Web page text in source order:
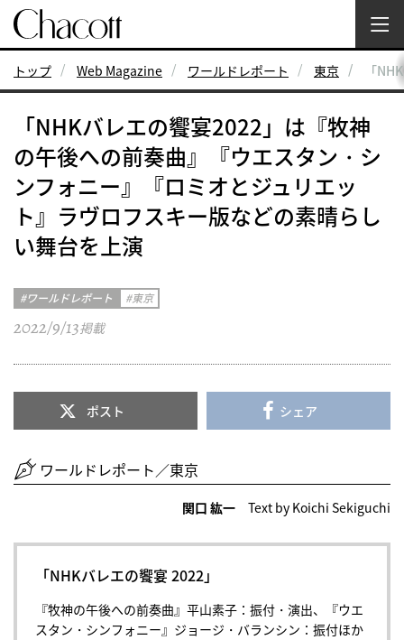
トップ Web Magazine ワールドレポート 東京 「
「NHKバレエの饗宴2022」は『牧神
の午後への前奏曲』『ウエスタン・シ
ンフォニー』『ロミオとジュリエッ
ト』ラヴロフスキー版などの素晴らし
い舞台を上演
ワールドレポート 東京
2022/9/13掲載
ポスト シェア
ワールドレポート／東京
関口 紘一 Text by Koichi Sekiguchi
「NHKバレエの饗宴 2022」
『牧神の午後への前奏曲』平山素子：振付・演出、『ウエ
スタン・シンフォニー』ジョージ・バランシン：振付ほか